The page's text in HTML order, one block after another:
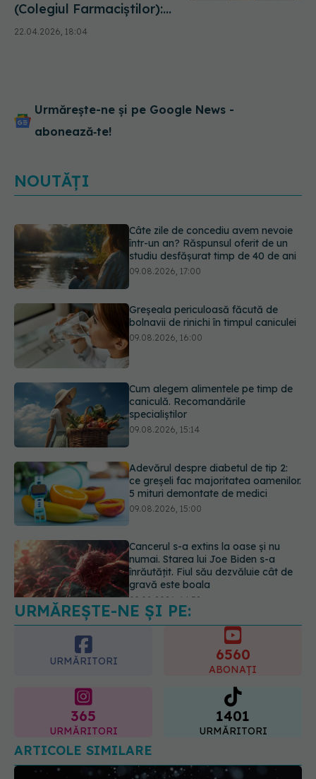
(Colegiul Farmaciștilor):
Mecanismul prin care
medicamentele oncologice
22.04.2026, 18:04
Urmărește-ne și pe Google News -
abonează‑te!
NOUTĂȚI
Greșeala periculoasă făcută de
bolnavii de rinichi în timpul caniculei
09.08.2026, 16:00
Cum alegem alimentele pe timp de
caniculă. Recomandările
specialiștilor
Adevărul despre diabetul de tip 2:
ce greșeli fac majoritatea oamenilor.
5 mituri demontate de medici
09.08.2026, 15:00
Cancerul s-a extins la oase și nu
numai. Starea lui Joe Biden s-a
înrăutățit. Fiul său dezvăluie cât de
gravă este boala
Câte zile de concediu avem nevoie
într-un an? Răspunsul oferit de un
studiu desfășurat timp de 40 de ani
09.08.2026, 17:00
URMĂREȘTE-NE ȘI PE:
URMĂRITORI 6560
ABONAȚI
365
URMĂRITORI
1401
URMĂRITORI
ARTICOLE SIMILARE